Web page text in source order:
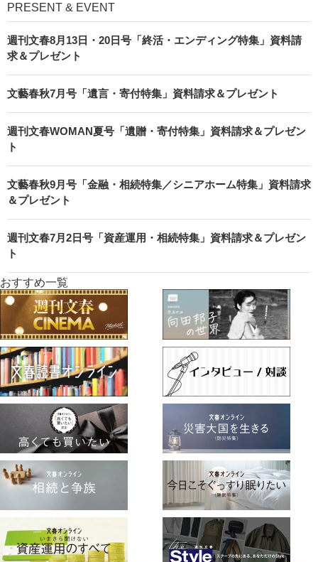
PRESENT & EVENT
週刊文春8月13日・20日号「終活・エンディング特集」資料請
求＆プレゼント
文藝春秋7月号「遺言・寄付特集」資料請求＆プレゼント
週刊文春WOMAN夏号「遺贈・寄付特集」資料請求＆プレゼン
ト
文藝春秋9月号「金融・相続特集／シニアホーム特集」資料請求
＆プレゼント
週刊文春7月2日号「資産運用・相続特集」資料請求＆プレゼン
ト
おすすめ一覧